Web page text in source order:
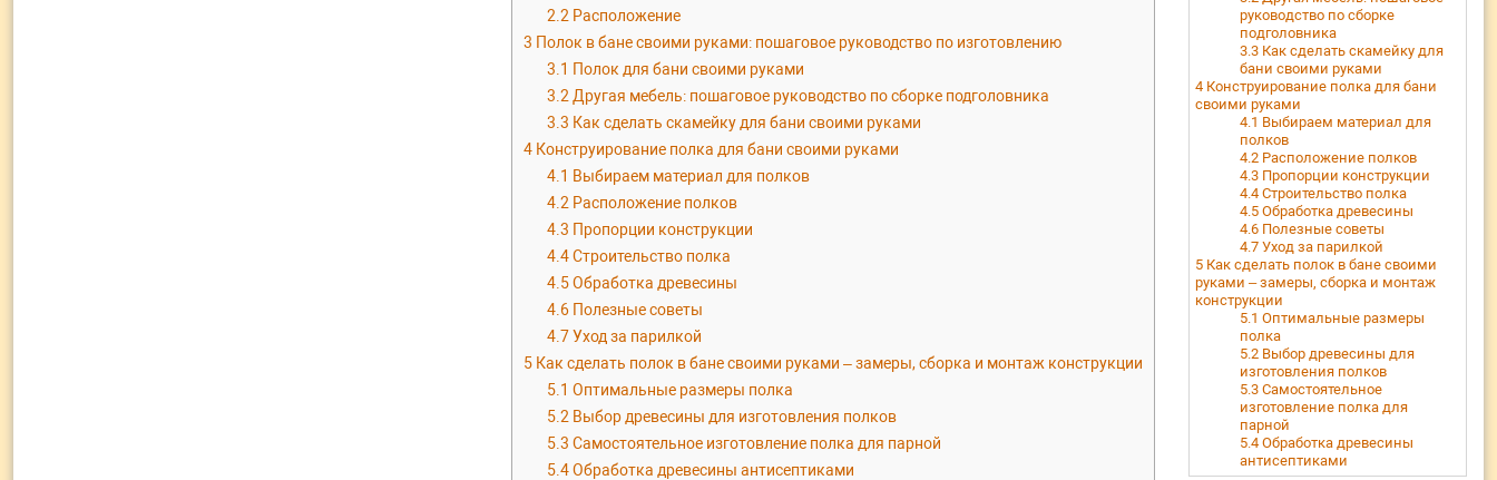
2.2 Расположение
3 Полок в бане своими руками: пошаговое руководство по изготовлению
3.1 Полок для бани своими руками
3.2 Другая мебель: пошаговое руководство по сборке подголовника
3.3 Как сделать скамейку для бани своими руками
4 Конструирование полка для бани своими руками
4.1 Выбираем материал для полков
4.2 Расположение полков
4.3 Пропорции конструкции
4.4Строительство полка
4.5Обработка древесины
4.6 Полезные советы
4.7Уход за парилкой
5 Как сделать полок в бане своими руками – замеры, сборка и монтаж конструкции
5.1 Оптимальные размеры полка
5.2 Выбор древесины для изготовления полков
5.3 Самостоятельное изготовление полка для парной
5.4Обработка древесины антисептиками
руководство по сборке
подголовника
3.3 Как сделать скамейку для
бани своими руками
4 Конструирование полка для бани
своими руками
4.1 Выбираем материал для
полков
4.2 Расположение полков
4.3 Пропорции конструкции
4.4 Строительство полка
4.5 Обработка древесины
4.6 Полезные советы
4.7 Уход за парилкой
5 Как сделать полок в бане своими
руками – замеры, сборка и монтаж
конструкции
5.1 Оптимальные размеры
полка
5.2 Выбор древесины для
изготовления полков
5.3 Самостоятельное
изготовление полка для
парной
5.4 Обработка древесины
антисептиками